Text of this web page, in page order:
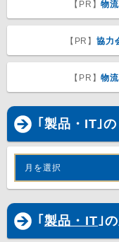
【PR】物
【PR】協力
【PR】物
｢製品・IT｣
月を選択
｢ 製品・IT｣